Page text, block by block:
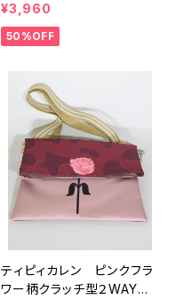
¥3,960
50%OFF
ティピィカレン ピンクフラ
ワー柄クラッチ型２WAYバ